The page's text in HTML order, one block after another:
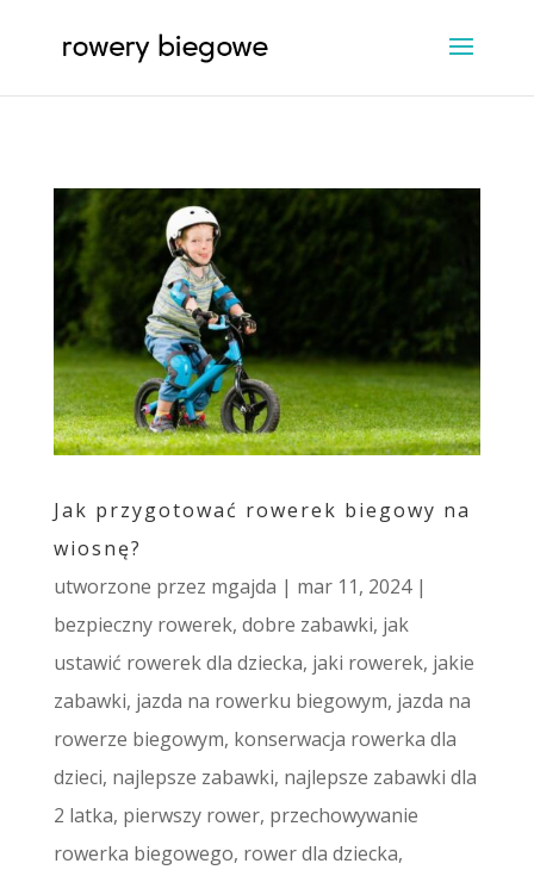
Jak przygotować rowerek biegowy na
wiosnę?
utworzone przez mgajda | mar 11, 2024|
bezpieczny rowerek, dobre zabawki, jak
ustawić rowerek dla dziecka, jaki rowerek, jakie
zabawki, jazda na rowerku biegowym, jazda na
rowerze biegowym, konserwacja rowerka dla
dzieci, najlepsze zabawki, najlepsze zabawki dla
2 latka, pierwszy rower, przechowywanie
rowerka biegowego, rower dla dziecka,